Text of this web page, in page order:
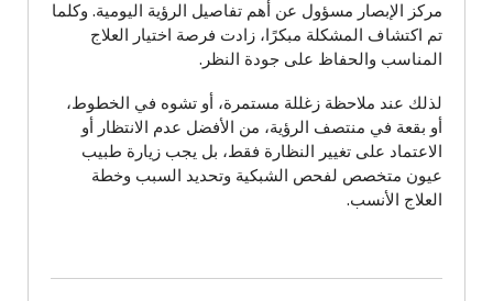
مركز الإبصار مسؤول عن أهم تفاصيل الرؤية اليومية. وكلما
تم اكتشاف المشكلة مبكرًا، زادت فرصة اختيار العلاج
المناسب والحفاظ على جودة النظر.
لذلك عند ملاحظة زغللة مستمرة، أو تشوه في الخطوط،
أو بقعة في منتصف الرؤية، من الأفضل عدم الانتظار أو
الاعتماد على تغيير النظارة فقط، بل يجب زيارة طبيب
عيون متخصص لفحص الشبكية وتحديد السبب وخطة
العلاج الأنسب.